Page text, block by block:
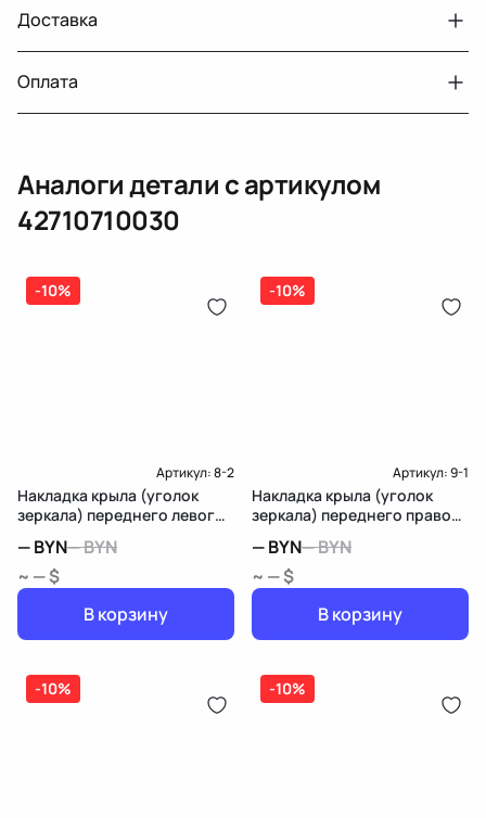
Авто
Lexus RX 2 рест.
Год
2006
Тег
Лексус РХ
Двигатели с навесным или без навесного
оборудования
30 дней
Датчик давления топлива, насос
топлива, ТНВД (бензин, дизель), форсунка
бензиновая (дизельная) механическая
(электрическая), инжектор
дозатор-распределитель топлива
14 дней
Доставка
Оплата
Оплата онлайн
Карта рассрочки онлайн
Аналоги детали с артикулом
42710710030
-10%
Артикул:8-2
Накладка крыла (уголок
зеркала) переднего левого
—BYN—BYN
~ — $
В корзину
-10%
Артикул:9-1
Накладка крыла (уголок
зеркала) переднего правого
—BYN—BYN
~ — $
В корзину
-10% -10%